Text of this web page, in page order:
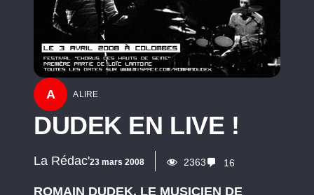
A A LIRE
DUDEK EN LIVE !
La Rédac'23 mars 2008 2363 16
ROMAIN DUDEK, LE MUSICIEN DE